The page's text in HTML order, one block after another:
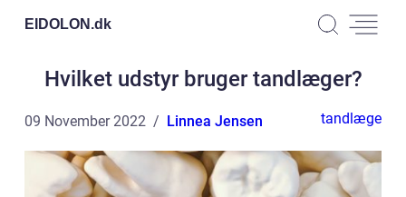
EIDOLON.dk
Hvilket udstyr bruger tandlæger?
09 November 2022 Linnea Jensen tandlæge